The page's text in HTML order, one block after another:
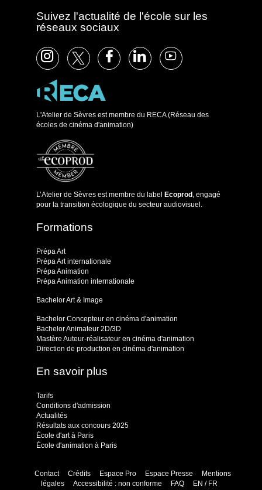
Suivez l'actualité de l'école sur les
réseaux sociaux
L'Atelier de Sèvres est membre du RECA (Réseau des
écoles de cinéma d'animation)
L’Atelier de Sèvres est membre du label Ecoprod , engagé
pour la transition écologique du secteur audiovisuel.
Formations
Prépa Art
Prépa Art internationale
Prépa Animation
Prépa Animation internationale
Bachelor Art & Image
Bachelor Concepteur en cinéma d'animation
Bachelor Animateur 2D/3D
Mastère Auteur-réalisateur en cinéma d'animation
Direction de production en cinéma d'animation
En savoir plus
Tarifs
Conditions d'admission
Actualités
Résultats aux concours 2025
École d'art à Paris
École d'animation à Paris
Contact Crédits Espace Pro Espace Presse
Mentions
légales
Accessibilité : non conforme FAQ EN / FR